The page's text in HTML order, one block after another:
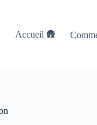
Accueil 🛖